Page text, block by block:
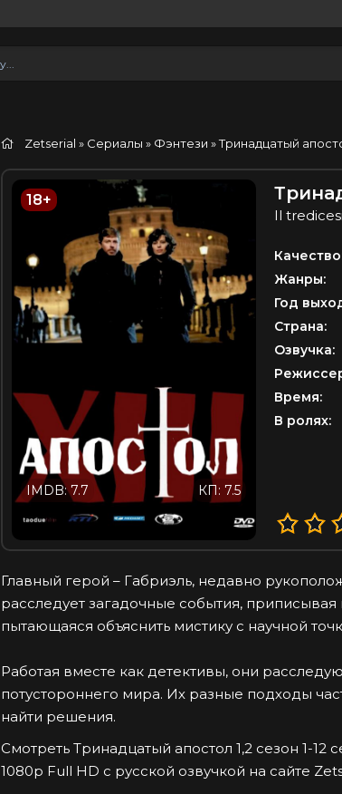
Zetserial » Сериалы » Фэнтези » Тринадцатый
18+
КП: 7.5
IMDB: 7.7
Il
Жанры:
Год
Страна:
Озвучка:
Время:
В ролях:
Главный герой – Габриэль, недавно
расследует загадочные события,
пытающаяся объяснить мистику с научной
Работая вместе как детективы, они
потустороннего мира. Их разные подходы
найти решения.
Смотреть Тринадцатый апостол 1,2 сезон 1-
1080p Full HD с русской озвучкой на сайте